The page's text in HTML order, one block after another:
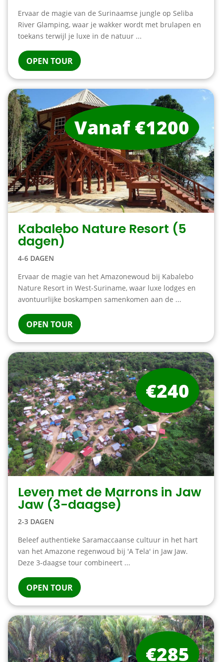
Ervaar de magie van de Surinaamse jungle op Seliba
River Glamping, waar je wakker wordt met brulapen en
toekans terwijl je luxe in de natuur ...
OPEN TOUR
Kabalebo Nature Resort (5
dagen)
4-6 DAGEN
Ervaar de magie van het Amazonewoud bij Kabalebo
Nature Resort in West-Suriname, waar luxe lodges en
avontuurlijke boskampen samenkomen aan de ...
OPEN TOUR
Vanaf €1200
Leven met de Marrons in Jaw
Jaw (3-daagse)
2-3 DAGEN
Beleef authentieke Saramaccaanse cultuur in het hart
van het Amazone regenwoud bij 'A Tela' in Jaw Jaw.
Deze 3-daagse tour combineert ...
OPEN TOUR
€240
€285